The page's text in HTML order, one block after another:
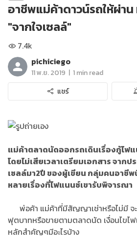
อาชีพแม่ค้าดาวน์รถให้ผ่า
"จากใจเซลล์"
7.4k
pichiciego
11 พ.ย. 2019 | 1 min read
แชร์
แม่ค้าตลาดนัดออกรถเดินเรื่องกู้ไฟแ
โดยไม่เสียเวลาเตรียมเอกสาร จาก
เซลล์มา2ปี ของผู้เขียน กลุ่มคนอาชี
หลายเรื่องที่ไฟแนนซ์เขารับพิจารณา
พ่อค้า แม่ค้าที่มีสัญญาเช่าหรือไม่มี จะ
ฟุตบาทหรือขายตามตลาดนัด เงื่อนไขไ
หลักสำคัญๆมีอะไรบ้าง